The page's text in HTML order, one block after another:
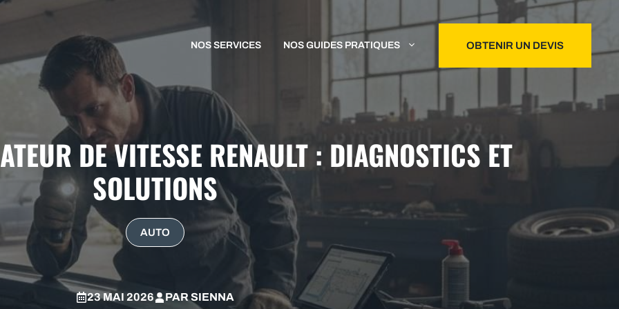
NOS SERVICES NOS GUIDES PRATIQUES OBTENIR UN DEVIS
DE VITESSE RENAULT : DIAGNOSTICS ET
SOLUTIONS
AUTO
23 MAI 2026 PARSIENNA